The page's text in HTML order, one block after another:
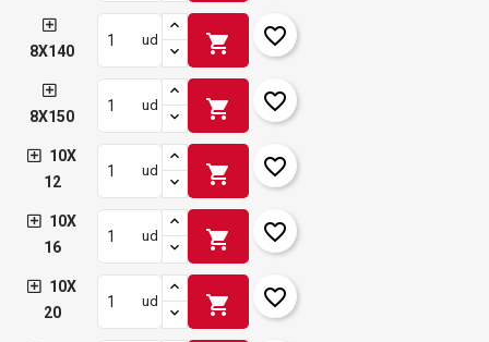
8X140
ud shopping_cart favorite_border
8X150
ud shopping_cart favorite_border
10X
12
ud shopping_cart favorite_border
10X
16
ud shopping_cart favorite_border
10X
20
ud shopping_cart favorite_border